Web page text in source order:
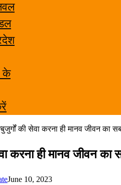
के
बुजुर्गों की सेवा करना ही मानव जीवन का
करना ही मानव जीवन
June 10, 2023